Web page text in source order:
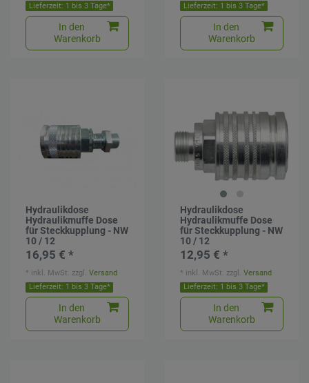
Lieferzeit: 1 bis 3 Tage*
In den
Warenkorb
Lieferzeit: 1 bis 3 Tage*
In den
Warenkorb
Hydraulikdose
Hydraulikmuffe Dose
für Steckkupplung - NW
10 / 12
16,95 € *
Lieferzeit: 1 bis 3 Tage*
In den
Warenkorb
* inkl. MwSt. zzgl.Versand
Hydraulikdose
Hydraulikmuffe Dose
für Steckkupplung - NW
10 / 12
12,95 € *
Lieferzeit: 1 bis 3 Tage*
In den
Warenkorb
* inkl. MwSt. zzgl.Versand